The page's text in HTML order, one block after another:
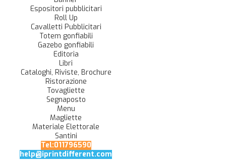
Espositori pubblicitari
Roll Up
Cavalletti Pubblicitari
Totem gonfiabili
Gazebo gonfiabili
Editoria
Libri
Cataloghi, Riviste, Brochure
Ristorazione
Tovagliette
Segnaposto
Menu
Magliette
Materiale Elettorale
Santini
Tel:011796590
help@iprintdifferent.com